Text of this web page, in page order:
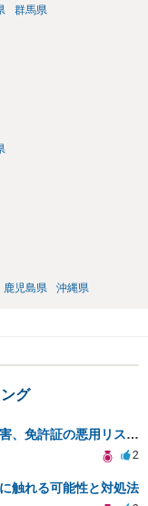
群馬県
鹿児島県 沖縄県
グ
出会い系で知り合った相手に詐欺被害、免許証の悪用リスクと対策。
2
触れる可能性と対処法